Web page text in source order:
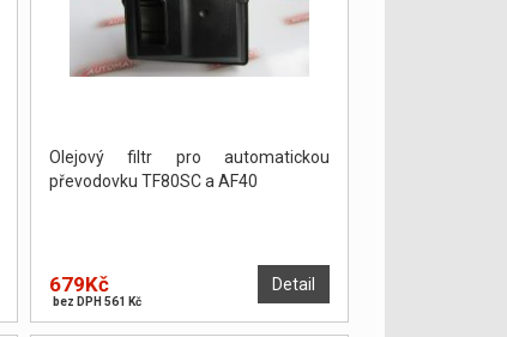
Olejový filtr pro automatickou
převodovku TF80SC a AF40
Detail
679Kč
bez DPH 561 Kč